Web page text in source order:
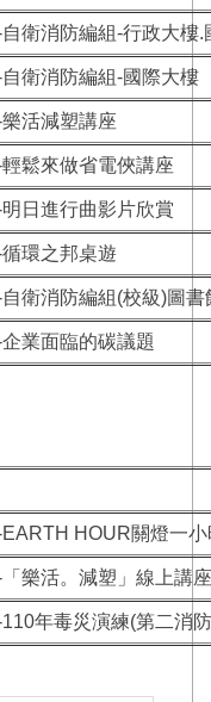
衛消防編組-行政大樓
衛消防編組-國際大樓
活減塑講座
鬆來做省電俠講座
日進行曲影片欣賞
環之邦桌遊
衛消防編組(校級)圖
業面臨的碳議題
HOUR關燈一
樂活。減塑」線上講座
年毒災演練(第二消